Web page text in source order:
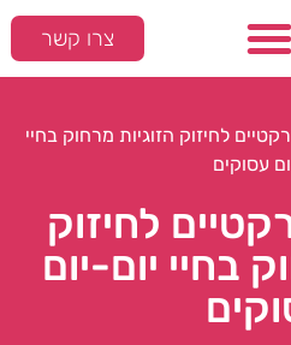
צרו קשר
פרקטיים לחיזוק הזוגיות מרחוק בחיי
עסוקים
לחיזוק
בחיי יום-יום